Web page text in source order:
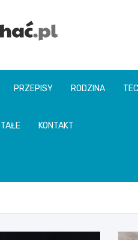
PRZEPISY RODZINA
KONTAKT